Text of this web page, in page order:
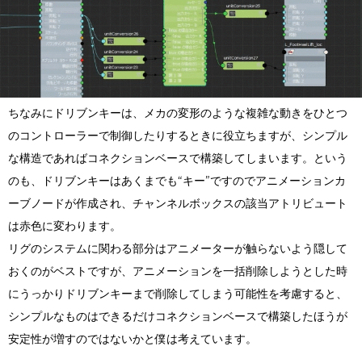
ちなみにドリブンキーは、メカの変形のような複雑な動きをひとつ
のコントローラーで制御したりするときに役立ちますが、シンプル
な構造であればコネクションベースで構築してしまいます。という
のも、ドリブンキーはあくまでも“キー”ですのでアニメーションカ
ーブノードが作成され、チャンネルボックスの該当アトリビュート
は赤色に変わります。
リグのシステムに関わる部分はアニメーターが触らないよう隠して
おくのがベストですが、アニメーションを一括削除しようとした時
にうっかりドリブンキーまで削除してしまう可能性を考慮すると、
シンプルなものはできるだけコネクションベースで構築したほうが
安定性が増すのではないかと僕は考えています。